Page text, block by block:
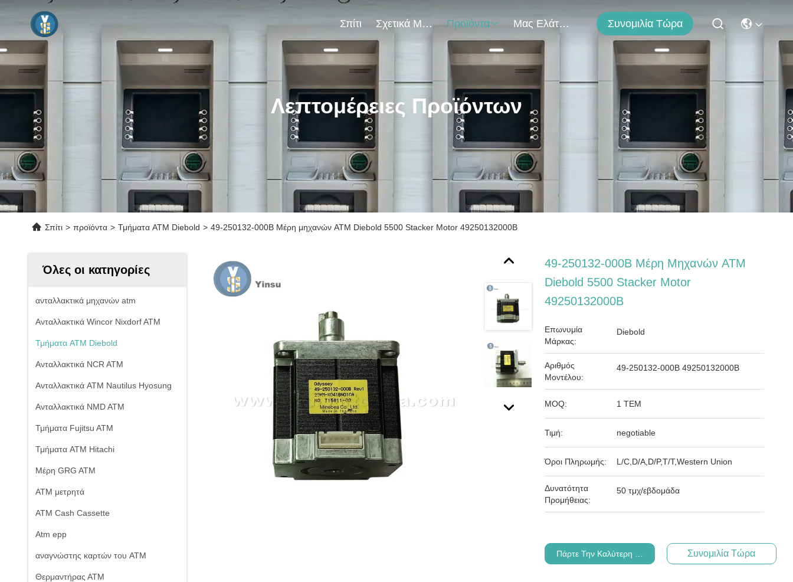
Σπίτι Σχετικά Με Εμάς Προϊόντα Μας Ελάτε Σε Επαφή Με Συνομιλία Τώρα
Λεπτομέρειες Προϊόντων
Σπίτι > προϊόντα > Τμήματα ATM Diebold > 49-250132-000B Μέρη μηχανών ATM Diebold 5500 Stacker Motor 49250132000B
Όλες οι κατηγορίες
ανταλλακτικά μηχανών atm
Ανταλλακτικά Wincor Nixdorf ATM
Τμήματα ATM Diebold
Ανταλλακτικά NCR ATM
Ανταλλακτικά ATM Nautilus Hyosung
Ανταλλακτικά NMD ATM
Τμήματα Fujitsu ATM
Τμήματα ATM Hitachi
Μέρη GRG ATM
ΑΤΜ μετρητά
ATM Cash Cassette
Atm epp
αναγνώστης καρτών του ATM
Θερμαντήρας ΑΤΜ
49-250132-000B Μέρη Μηχανών ATM
Diebold 5500 Stacker Motor
49250132000B
Επωνυμία
Μάρκας:
Diebold
Αριθμός
Μοντέλου:
49-250132-000B 49250132000B
MOQ: 1 ΤΕΜ
Τιμή: negotiable
Όροι Πληρωμής: L/C,D/A,D/P,T/T,Western Union
Δυνατότητα
Προμήθειας:
50 τμχ/εβδομάδα
Πάρτε Την Καλύτερη Τιμή Συνομιλία Τώρα